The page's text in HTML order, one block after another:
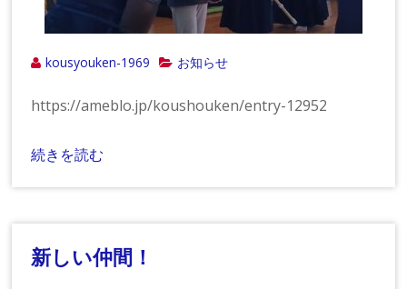
kousyouken-1969 お知らせ
https://ameblo.jp/koushouken/entry-12952
続きを読む
新しい仲間！